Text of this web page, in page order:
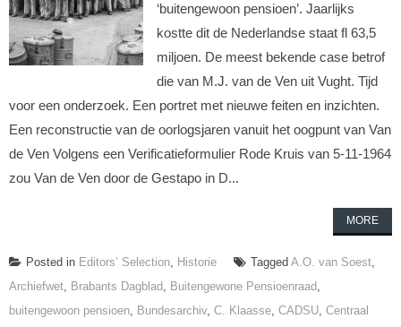
‘buitengewoon pensioen’. Jaarlijks
kostte dit de Nederlandse staat fl 63,5
miljoen. De meest bekende case betrof
die van M.J. van de Ven uit Vught. Tijd
voor een onderzoek. Een portret met nieuwe feiten en inzichten.
Een reconstructie van de oorlogsjaren vanuit het oogpunt van Van
de Ven Volgens een Verificatieformulier Rode Kruis van 5-11-1964
zou Van de Ven door de Gestapo in D...
MORE
Posted in Editors’ Selection, Historie Tagged A.O. van Soest,
Archiefwet, Brabants Dagblad, Buitengewone Pensioenraad,
buitengewoon pensioen, Bundesarchiv, C. Klaasse, CADSU, Centraal